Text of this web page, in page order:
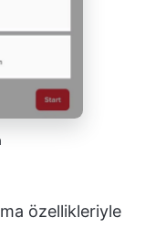
özellikleriyle